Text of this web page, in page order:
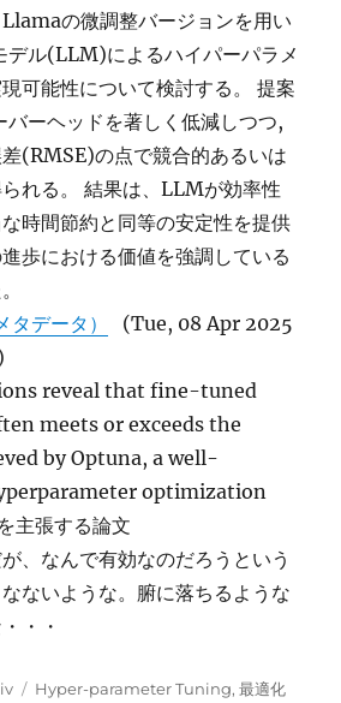
の微調整バージョンを用い
デル(LLM)によるハイパーパラメ
可能性について検討する。 提案
バーヘッドを著しく低減しつつ,
(RMSE)の点で競合的あるいは
れる。 結果は、LLMが効率性
時間節約と同等の安定性を提供
歩における価値を強調している
タデータ）
(Tue, 08 Apr 2025
reveal that fine-tuned
meets or exceeds the
by Optuna, a well-
optimization
主張する論文
、なんで有効なのだろうという
ないような。腑に落ちるような
・・
タ
Hyper-parameter Tuning,最適化